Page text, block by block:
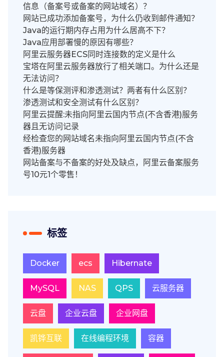
信息（备案号或备案的网站域名）？
网站已成功添加备案号，为什么仍收到邮件通知？
Java的运行期内存占用为什么居高不下？
Java应用部署慢的原因有哪些？
阿里云服务器ECS同时连接数的定义是什么
宝塔在阿里云服务器放行了相关端口。为什么还是
无法访问？
什么是等保测评和渗透测试？两者有什么区别？
渗透测试和安全测试有什么区别？
阿里云提醒:未指向阿里云国内节点(不含香港)服务
器且无访问记录
经检查您的网站域名未指向阿里云国内节点(不含
香港)服务器
网站备案与不备案的好处及缺点，阿里云备案服务
号10元1个零售！
标签
Docker ecs Hibernate
MySQL NAS QPS 云服务器
云盘 企业云盘 企业网盘
凯铧互联 在线编程环境 容器